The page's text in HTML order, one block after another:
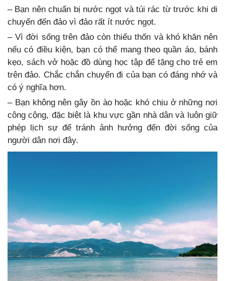
– Bạn nên chuẩn bị nước ngọt và túi rác từ trước khi di
chuyển đến đảo vì đảo rất ít nước ngọt.
– Vì đời sống trên đảo còn thiếu thốn và khó khăn nên
nếu có điều kiện, bạn có thể mang theo quần áo, bánh
kẹo, sách vở hoặc đồ dùng học tập để tặng cho trẻ em
trên đảo. Chắc chắn chuyển đi của bạn có đáng nhớ và
có ý nghĩa hơn.
– Bạn không nên gây ồn ào hoặc khó chịu ở những nơi
công cộng, đặc biệt là khu vực gần nhà dân và luôn giữ
phép lịch sự để tránh ảnh hưởng đến đời sống của
người dân nơi đây.